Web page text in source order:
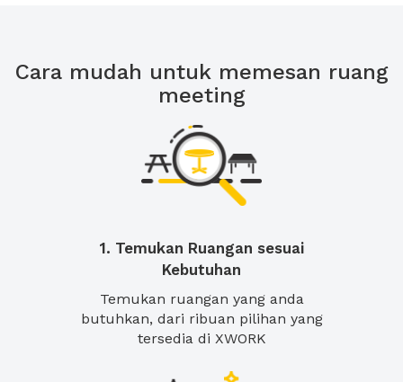
Cara mudah untuk memesan ruang
meeting
1. Temukan Ruangan sesuai
Kebutuhan
Temukan ruangan yang anda
butuhkan, dari ribuan pilihan yang
tersedia di XWORK